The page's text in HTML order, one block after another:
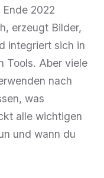
2022
erzeugt Bilder,
integriert sich in
Tools. Aber viele
nach
was
alle wichtigen
und wann du